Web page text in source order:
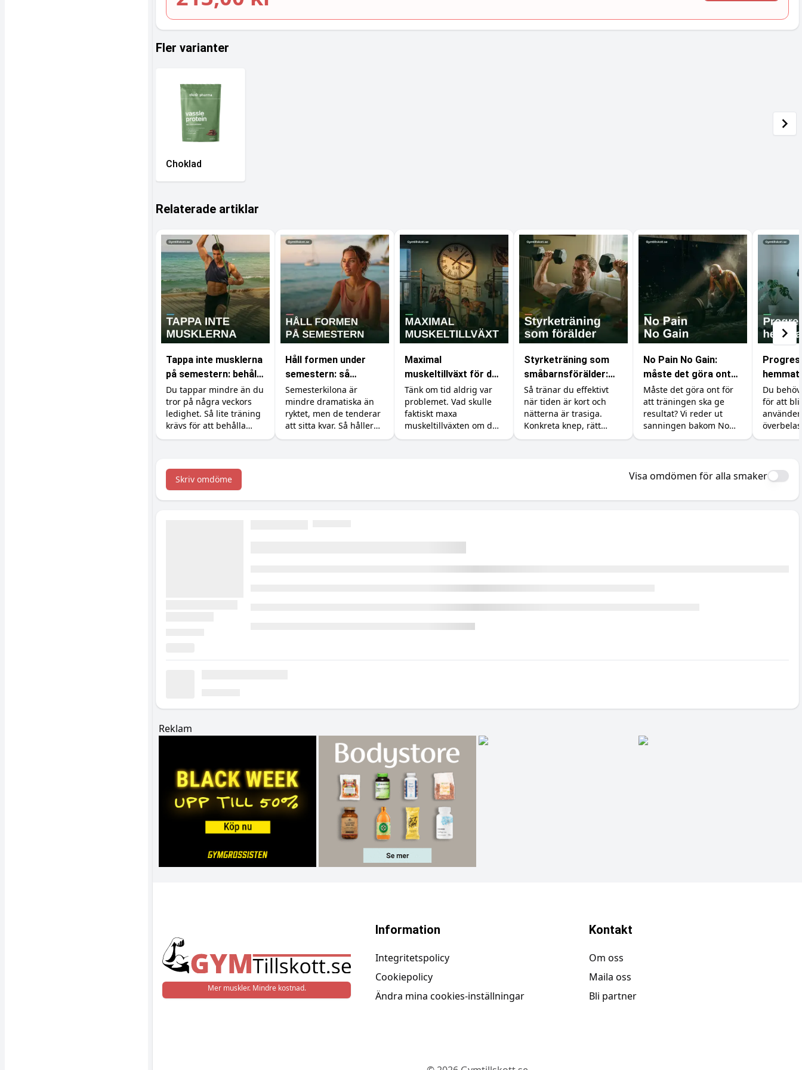
Fler varianter
Choklad
Relaterade artiklar
Tappa inte musklerna
på semestern: behåll
styrkan med minimal
träning
Du tappar mindre än du
tror på några veckors
ledighet. Så lite träning
krävs för att behålla
styrka och muskler, och
Håll formen under
semestern: så
undviker du att lägga
på dig fett
Semesterkilona är
mindre dramatiska än
ryktet, men de tenderar
att sitta kvar. Så håller
du formen utan att
Maximal
muskeltillväxt för den
med obegränsad tid
Tänk om tid aldrig var
problemet. Vad skulle
faktiskt maxa
muskeltillväxten om du
kunde träna, äta och
Styrketräning som
småbarnsförälder:
bygg muskler på lite
tid och lite sömn
Så tränar du effektivt
när tiden är kort och
nätterna är trasiga.
Konkreta knep, rätt
tillskott och realistiska
No Pain No Gain:
måste det göra ont
för att bygga
muskler?
Måste det göra ont för
att träningen ska ge
resultat? Vi reder ut
sanningen bakom No
Pain No Gain, vad
maxar återhämtningen.
bygger
utan
Du
för att bli
med
bygget.
Skriv omdöme Visa omdömen för alla smaker
Reklam
Mer muskler. Mindre kostnad.
Information
Integritetspolicy
Cookiepolicy
Ändra mina cookies-inställningar
Kontakt
Om oss
Maila oss
Bli partner